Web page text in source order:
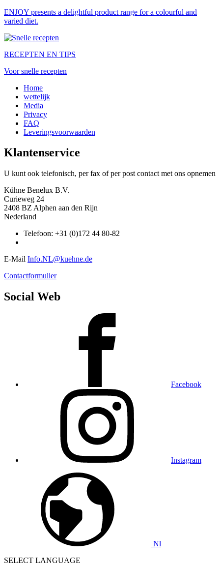
ENJOY presents a delightful product range for a colourful and
varied diet.
RECEPTEN EN TIPS
Voor snelle recepten
Home
wettelijk
Media
Privacy
FAQ
Leveringsvoorwaarden
Klantenservice
U kunt ook telefonisch, per fax of per post contact met ons opnemen
Kühne Benelux B.V.
Curieweg 24
2408 BZ Alphen aan den Rijn
Nederland
Telefoon: +31 (0)172 44 80-82
E-Mail Info.NL@kuehne.de
Contactformulier
Social Web
Facebook
Instagram
Nl
SELECT LANGUAGE